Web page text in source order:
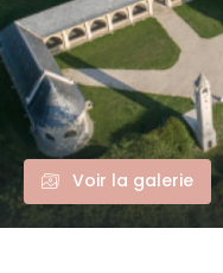
Voir la galerie